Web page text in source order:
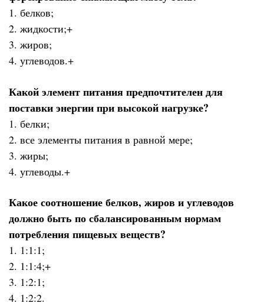
1. белков;
2. жидкости;+
3. жиров;
4. углеводов.+
Какой элемент питания предпочтителен для
поставки энергии при высокой нагрузке?
1. белки;
2. все элементы питания в равной мере;
3. жиры;
4. углеводы.+
Какое соотношение белков, жиров и углеводов
должно быть по сбалансированным нормам
потребления пищевых веществ?
1. 1:1:1;
2. 1:1:4;+
3. 1:2:1;
4. 1:2:2.